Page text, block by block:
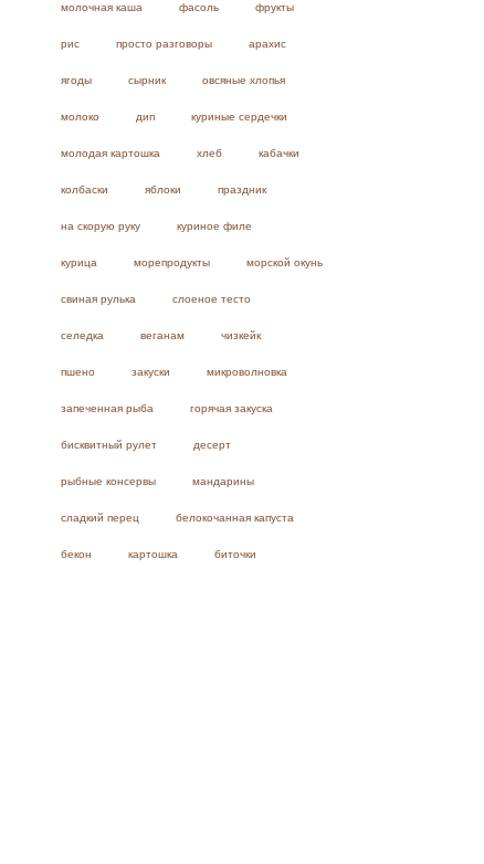
молочная каша фасоль фрукты
рис просто разговоры арахис
ягоды сырник овсяные хлопья
молоко дип куриные сердечки
молодая картошка хлеб кабачки
колбаски яблоки праздник
на скорую руку куриное филе
курица морепродукты морской окунь
свиная рулька слоеное тесто
селедка веганам чизкейк
пшено закуски микроволновка
запеченная рыба горячая закуска
бисквитный рулет десерт
рыбные консервы мандарины
сладкий перец белокочанная капуста
бекон картошка биточки